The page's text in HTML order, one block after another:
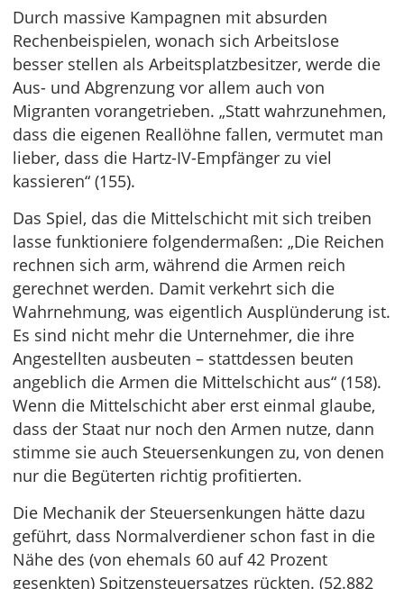
Durch massive Kampagnen mit absurden
Rechenbeispielen, wonach sich Arbeitslose
besser stellen als Arbeitsplatzbesitzer, werde die
Aus- und Abgrenzung vor allem auch von
Migranten vorangetrieben. „Statt wahrzunehmen,
dass die eigenen Reallöhne fallen, vermutet man
lieber, dass die Hartz-IV-Empfänger zu viel
kassieren“ (155).
Das Spiel, das die Mittelschicht mit sich treiben
lasse funktioniere folgendermaßen: „Die Reichen
rechnen sich arm, während die Armen reich
gerechnet werden. Damit verkehrt sich die
Wahrnehmung, was eigentlich Ausplünderung ist.
Es sind nicht mehr die Unternehmer, die ihre
Angestellten ausbeuten – stattdessen beuten
angeblich die Armen die Mittelschicht aus“ (158).
Wenn die Mittelschicht aber erst einmal glaube,
dass der Staat nur noch den Armen nutze, dann
stimme sie auch Steuersenkungen zu, von denen
nur die Begüterten richtig profitierten.
Die Mechanik der Steuersenkungen hätte dazu
geführt, dass Normalverdiener schon fast in die
Nähe des (von ehemals 60 auf 42 Prozent
gesenkten) Spitzensteuersatzes rückten. (52.882